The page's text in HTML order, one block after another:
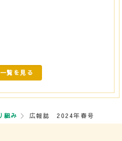
覧を見る
組み 広報誌 2024年春号